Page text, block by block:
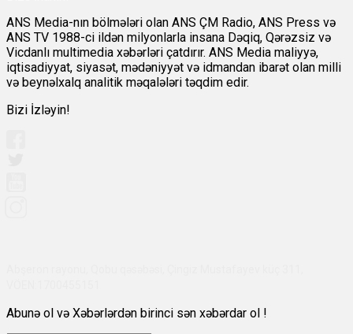
ANS Media-nın bölmələri olan ANS ÇM Radio, ANS Press və
ANS TV 1988-ci ildən milyonlarla insana Dəqiq, Qərəzsiz və
Vicdanlı multimedia xəbərləri çatdırır. ANS Media maliyyə,
iqtisadiyyat, siyasət, mədəniyyət və idmandan ibarət olan milli
və beynəlxalq analitik məqalələri təqdim edir.
Bizi İzləyin!
Abunə ol və Xəbərlərdən birinci sən xəbərdar ol !